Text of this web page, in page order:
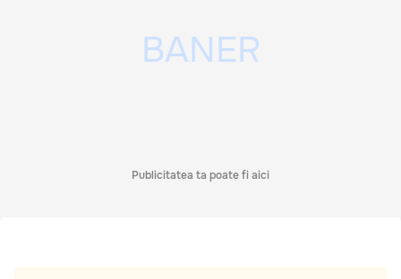
Publicitatea ta poate fi aici